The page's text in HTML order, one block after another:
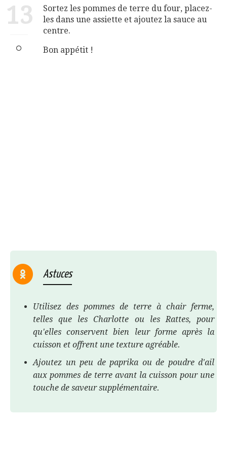
13
Sortez les pommes de terre du four, placez-
les dans une assiette et ajoutez la sauce au
centre.
Bon appétit !
Astuces
Utilisez des pommes de terre à chair ferme,
telles que les Charlotte ou les Rattes, pour
qu'elles conservent bien leur forme après la
cuisson et offrent une texture agréable.
Ajoutez un peu de paprika ou de poudre d'ail
aux pommes de terre avant la cuisson pour une
touche de saveur supplémentaire.